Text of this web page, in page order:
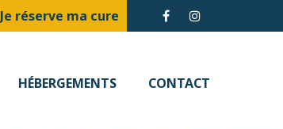
Je réserve ma cure
HÉBERGEMENTS CONTACT